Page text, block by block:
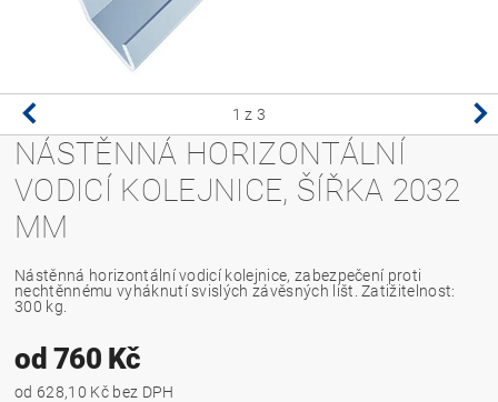
1 z 3
NÁSTĚNNÁ HORIZONTÁLNÍ
VODICÍ KOLEJNICE, ŠÍŘKA 2032
MM
Nástěnná horizontální vodicí kolejnice, zabezpečení proti
nechtěnnému vyháknutí svislých závěsných lišt. Zatižitelnost:
300 kg.
od 760 Kč
od 628,10 Kč bez DPH